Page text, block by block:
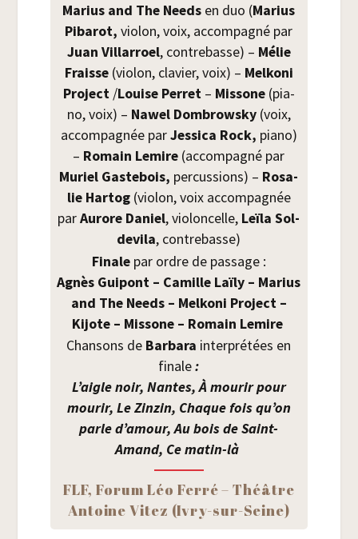
Marius and The Needs en duo (Marius
Piba­rot,vio­lon, voix, accom­pa­gné par
Juan Vil­lar­roel, contre­basse) – Mélie
Fraisse (vio­lon, cla­vier, voix) – Mel­ko­ni
Pro­ject /​Louise Per­ret– Mis­sone (pia­
no, voix) – Nawel Dom­brows­ky(voix,
accom­pa­gnée parJes­si­ca Rock, pia­no)
– Romain Lemire (accom­pa­gné par
Muriel Gas­te­bois, per­cus­sions) – Rosa­
lie Har­tog (vio­lon, voix accom­pa­gnée
parAurore Daniel, vio­lon­celle, Leï­la Sol­
de­vi­la, contre­basse)
Finale par ordre de pas­sage :
Agnès Gui­pont – Camille Laï­ly – Marius
and The Needs – Mel­ko­ni Pro­ject –
Kijote – Mis­sone – Romain Lemire
Chan­sons de Bar­ba­ra inter­pré­tées en
finale:
L’aigle noir, Nantes, À mou­rir pour
mou­rir, Le Zin­zin, Chaque fois qu’on
parle d’amour, Au bois de Saint-
Amand, Ce matin-là
FLF, Forum Léo Fer­ré – Théâtre
Antoine Vitez (Ivry-sur-Seine)